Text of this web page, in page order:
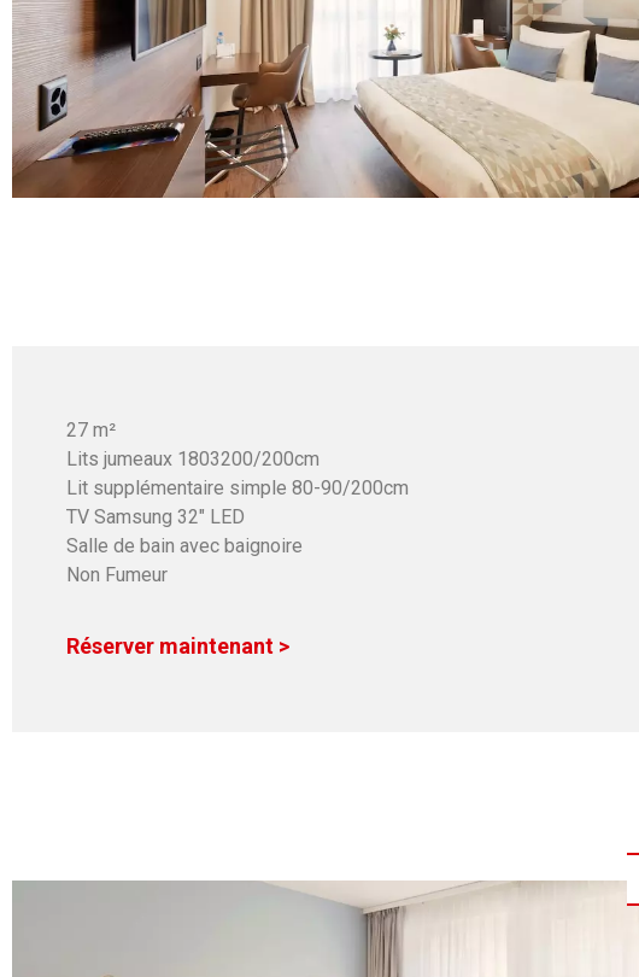
27 m²
Lits jumeaux 1803200/200cm
Lit supplémentaire simple 80-90/200cm
TV Samsung 32″ LED
Salle de bain avec baignoire
Non Fumeur
Réserver maintenant >